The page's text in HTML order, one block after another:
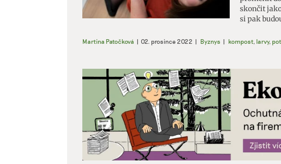
skončit
si pak
Martina Patočková | 02. prosince 2022 | Byznys | kompost, larvy,